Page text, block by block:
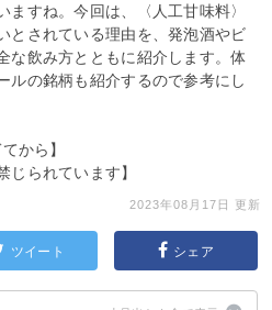
すね。今回は、〈人工甘味料〉
とされている理由を、発泡酒やビ
な飲み方とともに紹介します。体
ルの銘柄も紹介するので参考にし
から】
じられています】
2023年08月17日 更新
ツイート シェア